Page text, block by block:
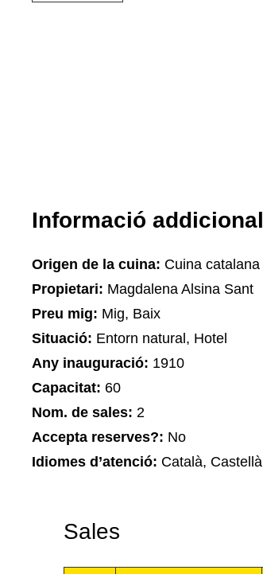
Informació addicional
Origen de la cuina: Cuina catalana
Propietari: Magdalena Alsina Sant
Preu mig: Mig, Baix
Situació: Entorn natural, Hotel
Any inauguració: 1910
Capacitat: 60
Nom. de sales: 2
Accepta reserves?: No
Idiomes d’atenció: Català, Castellà
Sales